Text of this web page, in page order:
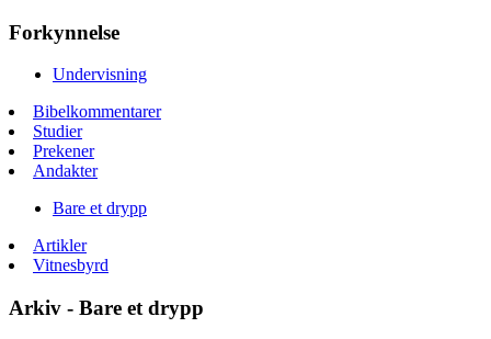
Forkynnelse
Undervisning
Bibelkommentarer
Studier
Prekener
Andakter
Bare et drypp
Artikler
Vitnesbyrd
Arkiv - Bare et drypp